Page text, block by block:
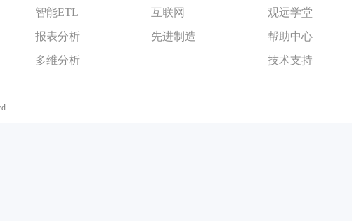
智能ETL
报表分析
多维分析
互联网
先进制造
观远学堂
帮助中心
技术支持